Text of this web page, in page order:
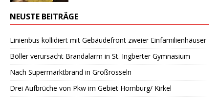
NEUSTE BEITRÄGE
Linienbus kollidiert mit Gebäudefront zweier Einfamilienhäuser
Böller verursacht Brandalarm in St. Ingberter Gymnasium
Nach Supermarktbrand in Großrosseln
Drei Aufbrüche von Pkw im Gebiet Homburg/ Kirkel